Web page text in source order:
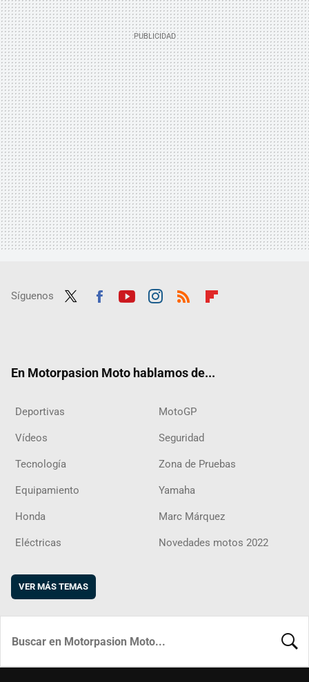
Síguenos
En Motorpasion Moto hablamos de...
Deportivas MotoGP
Vídeos Seguridad
Tecnología Zona de Pruebas
Equipamiento Yamaha
Honda Marc Márquez
Eléctricas Novedades motos 2022
VER MÁS TEMAS